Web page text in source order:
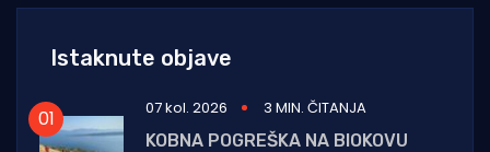
Istaknute objave
07 kol. 2026
3 MIN. ČITANJA
KOBNA POGREŠKA NA BIOKOVU